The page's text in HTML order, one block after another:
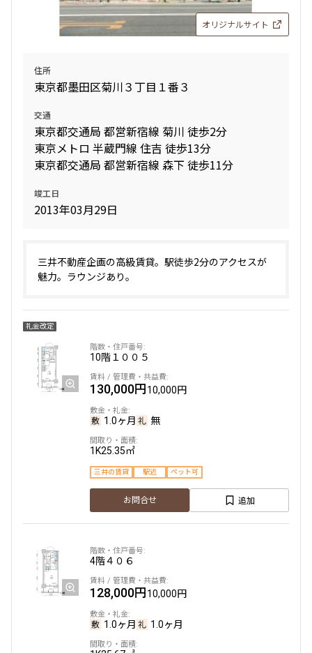
オリジナルサイト
住所
東京都墨田区菊川３丁目１番３
交通
東京都交通局 都営新宿線 菊川 徒歩2分
東京メトロ 半蔵門線 住吉 徒歩13分
東京都交通局 都営新宿線 森下 徒歩11分
竣工日
2013年03月29日
三井不動産企画の高級賃貸。駅徒歩2分のアクセスが
魅力。ラウンジあり。
礼金改定
10階１００５
130,000円10,000円
1.0ヶ月 無
1K25.35㎡
三井の賃貸 駅近 ペット可
お問合せ 追加
4階４０６
128,000円10,000円
1.0ヶ月 1.0ヶ月